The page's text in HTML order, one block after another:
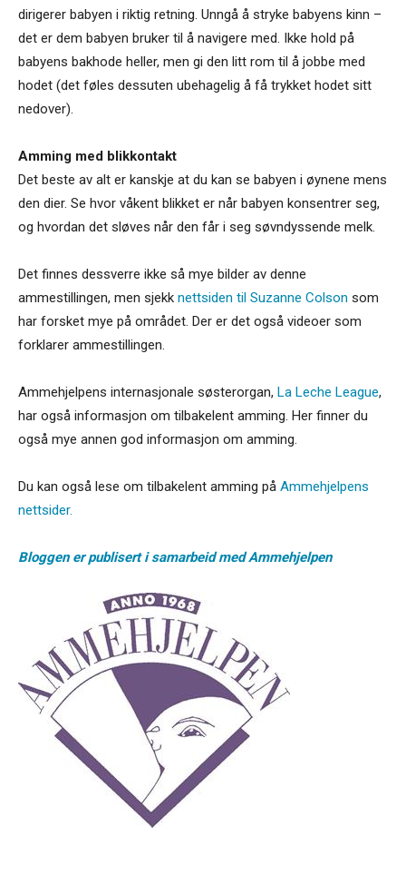
dirigerer babyen i riktig retning. Unngå å stryke babyens kinn –
det er dem babyen bruker til å navigere med. Ikke hold på
babyens bakhode heller, men gi den litt rom til å jobbe med
hodet (det føles dessuten ubehagelig å få trykket hodet sitt
nedover).
Amming med blikkontakt
Det beste av alt er kanskje at du kan se babyen i øynene mens
den dier. Se hvor våkent blikket er når babyen konsentrer seg,
og hvordan det sløves når den får i seg søvndyssende melk.
Det finnes dessverre ikke så mye bilder av denne
ammestillingen, men sjekk nettsiden til Suzanne Colson som
har forsket mye på området. Der er det også videoer som
forklarer ammestillingen.
Ammehjelpens internasjonale søsterorgan, La Leche League,
har også informasjon om tilbakelent amming. Her finner du
også mye annen god informasjon om amming.
Du kan også lese om tilbakelent amming på Ammehjelpens
nettsider.
Bloggen er publisert i samarbeid med Ammehjelpen